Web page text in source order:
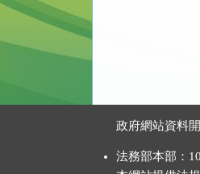
政府網站資料
法務部本部：